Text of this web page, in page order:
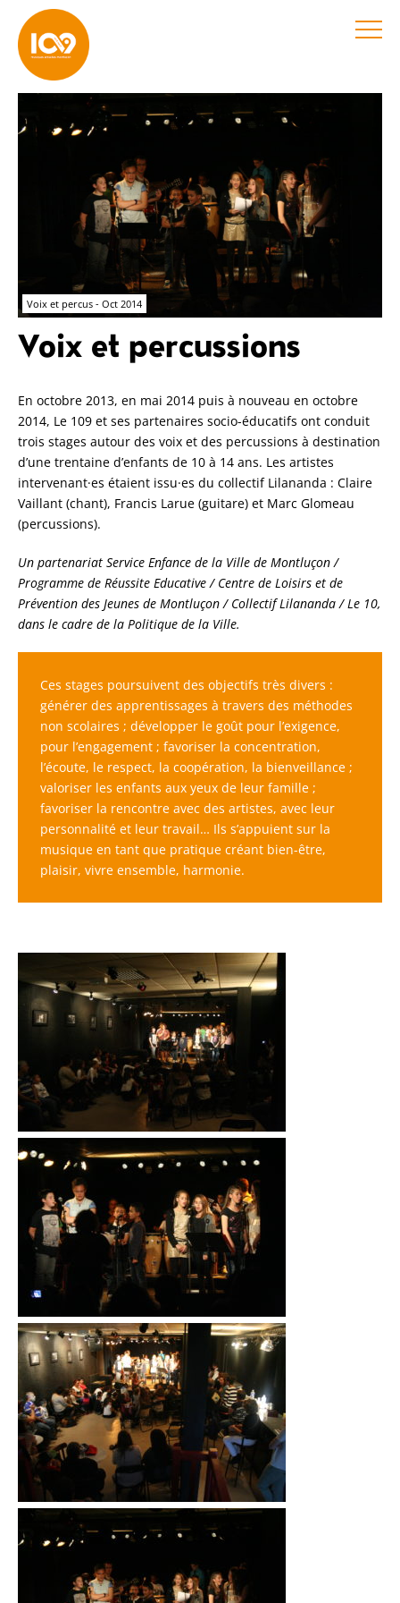
Voix et percus - Oct 2014
Voix et percussions
En octobre 2013, en mai 2014 puis à nouveau en octobre
2014, Le 109 et ses partenaires socio-éducatifs ont conduit
trois stages autour des voix et des percussions à destination
d’une trentaine d’enfants de 10 à 14 ans. Les artistes
intervenant·es étaient issu·es du collectif Lilananda : Claire
Vaillant (chant), Francis Larue (guitare) et Marc Glomeau
(percussions).
Un partenariat Service Enfance de la Ville de Montluçon /
Programme de Réussite Educative / Centre de Loisirs et de
Prévention des Jeunes de Montluçon / Collectif Lilananda / Le 10,
dans le cadre de la Politique de la Ville.
Ces stages poursuivent des objectifs très divers :
générer des apprentissages à travers des méthodes
non scolaires ; développer le goût pour l’exigence,
pour l’engagement ; favoriser la concentration,
l’écoute, le respect, la coopération, la bienveillance ;
valoriser les enfants aux yeux de leur famille ;
favoriser la rencontre avec des artistes, avec leur
personnalité et leur travail… Ils s’appuient sur la
musique en tant que pratique créant bien-être,
plaisir, vivre ensemble, harmonie.